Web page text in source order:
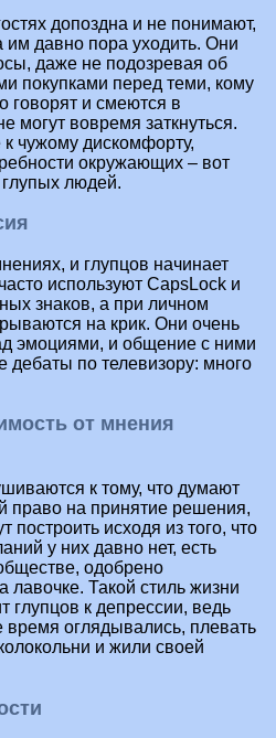
допоздна и не понимают,
им давно пора уходить. Они
даже не подозревая об
покупками перед теми, кому
говорят и смеются в
могут вовремя заткнуться.
чужому дискомфорту,
окружающих – вот
людей.
и глупцов начинает
используют CapsLock и
знаков, а при личном
на крик. Они очень
эмоциями, и общение с ними
дебаты по телевизору: много
от мнения
к тому, что думают
право на принятие решения,
построить исходя из того, что
у них давно нет, есть
одобрено
Такой стиль жизни
глупцов к депрессии, ведь
оглядывались, плевать
и жили своей